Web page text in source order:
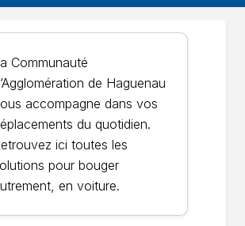
Communauté
de Haguenau
accompagne dans vos
du quotidien.
ici toutes les
pour bouger
en voiture.